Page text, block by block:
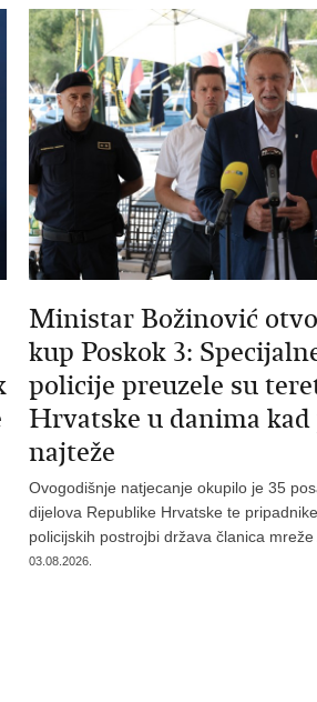
Ministar Božinović
kup Poskok 3:
policije preuzele su
Hrvatske u danima
najteže
Ovogodišnje natjecanje okupilo je 35
dijelova Republike Hrvatske te
policijskih postrojbi država članica mreže
03.08.2026.